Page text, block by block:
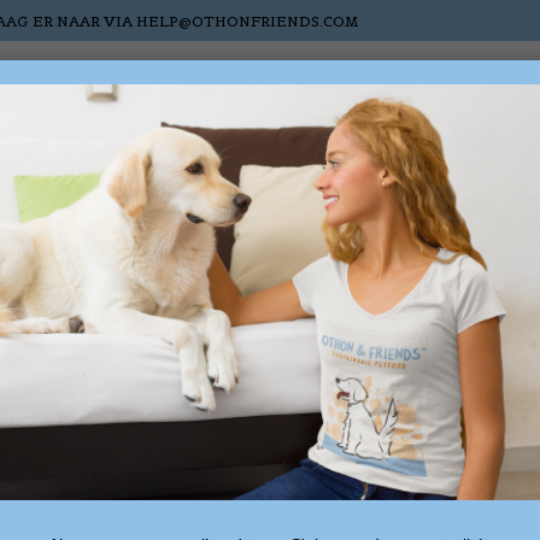
ER NAAR VIA HELP@OTHONFRIENDS.COM
Horses Nieuw Sale Gift cards
with natuurlijke